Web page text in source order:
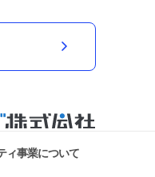
ィ事業について